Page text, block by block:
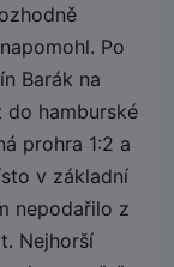
Po
Barák na
hamburské
prohra 1:2 a
v základní
nepodařilo z
Nejhorší